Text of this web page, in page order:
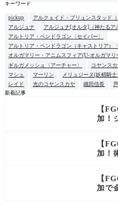
キーワード
pickup
アルクェイド・ブリュンスタッド
アルジュナ
アルジュナ[オルタ]（神たるア
アルトリア・ペンドラゴン〈セイバー〉
アルトリア・ペンドラゴン（キャストリア）
オルガマリー・アニムスフィア(U-オルガマリ
ギルガメッシュ〈アーチャー〉
コヤンス
マシュ
マーリン メリュジーヌ(妖精騎
レイド
光のコヤンスカヤ 織田信長
新着記事
【
加！
【
加！
【
加で